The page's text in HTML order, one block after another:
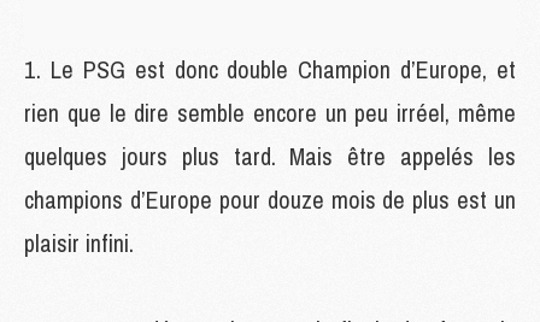
Le PSG est donc double Champion d’Europe, et
rien que le dire semble encore un peu irréel, même
quelques jours plus tard. Mais être appelés les
champions d’Europe pour douze mois de plus est un
plaisir infini.